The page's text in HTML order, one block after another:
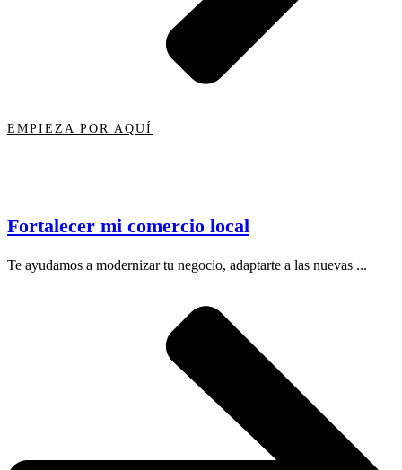
EMPIEZA POR AQUÍ
Fortalecer mi comercio local
Te ayudamos a modernizar tu negocio, adaptarte a las nuevas ...